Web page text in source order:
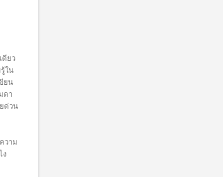
ดียว
ใน
ยน
ดา
ด่วน
วาม
ง